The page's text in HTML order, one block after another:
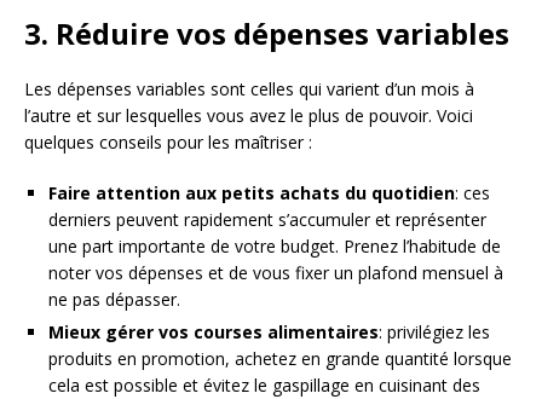
3. Réduire vos dépenses variables
Les dépenses variables sont celles qui varient d’un mois à
l’autre et sur lesquelles vous avez le plus de pouvoir. Voici
quelques conseils pour les maîtriser :
Faire attention aux petits achats du quotidien: ces
derniers peuvent rapidement s’accumuler et représenter
une part importante de votre budget. Prenez l’habitude de
noter vos dépenses et de vous fixer un plafond mensuel à
ne pas dépasser.
Mieux gérer vos courses alimentaires: privilégiez les
produits en promotion, achetez en grande quantité lorsque
cela est possible et évitez le gaspillage en cuisinant des